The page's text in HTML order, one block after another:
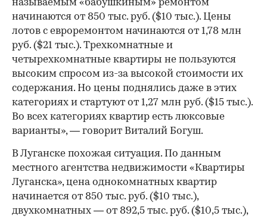
называемым «бабушкиным» ремонтом
начинаются от 850 тыс. руб. ($10 тыс.). Цены
лотов с евроремонтом начинаются от 1,78 млн
руб. ($21 тыс.). Трехкомнатные и
четырехкомнатные квартиры не пользуются
высоким спросом из-за высокой стоимости их
содержания. Но цены поднялись даже в этих
категориях и стартуют от 1,27 млн руб. ($15 тыс.).
Во всех категориях квартир есть люксовые
варианты», — говорит Виталий Богуш.
В Луганске похожая ситуация. По данным
местного агентства недвижимости «Квартиры
Луганска», цена однокомнатных квартир
начинается от 850 тыс. руб. ($10 тыс.),
двухкомнатных — от 892,5 тыс. руб. ($10,5 тыс.),